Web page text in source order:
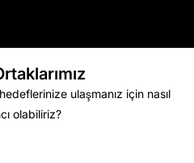
ulaşmanız için nasıl
olabiliriz?